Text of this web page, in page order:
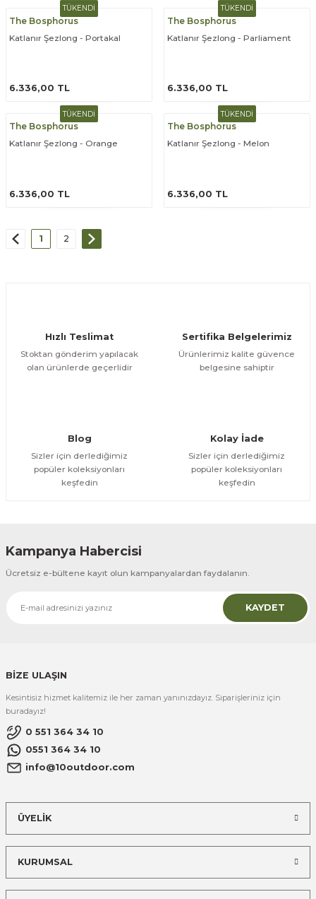
TÜKENDİ
The Bosphorus
Katlanır Şezlong - Portakal
6.336,00 TL
TÜKENDİ
The Bosphorus
Katlanır Şezlong - Parliament
6.336,00 TL
TÜKENDİ
The Bosphorus
Katlanır Şezlong - Orange
6.336,00 TL
TÜKENDİ
The Bosphorus
Katlanır Şezlong - Melon
6.336,00 TL
1 2
Hızlı Teslimat
Stoktan gönderim yapılacak
olan ürünlerde geçerlidir
Sertifika Belgelerimiz
Ürünlerimiz kalite güvence
belgesine sahiptir
Blog
Sizler için derlediğimiz
popüler koleksiyonları
keşfedin
Kolay İade
Sizler için derlediğimiz
popüler koleksiyonları
keşfedin
Kampanya Habercisi
Ücretsiz e-bültene kayıt olun kampanyalardan faydalanın.
KAYDET
BİZE ULAŞIN
Kesintisiz hizmet kalitemiz ile her zaman yanınızdayız. Siparişleriniz için
buradayız!
0 551 364 34 10
0551 364 34 10
info@10outdoor.com
ÜYELİK
KURUMSAL